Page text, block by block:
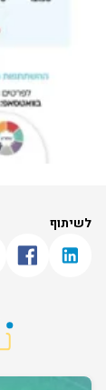
לשיתוף